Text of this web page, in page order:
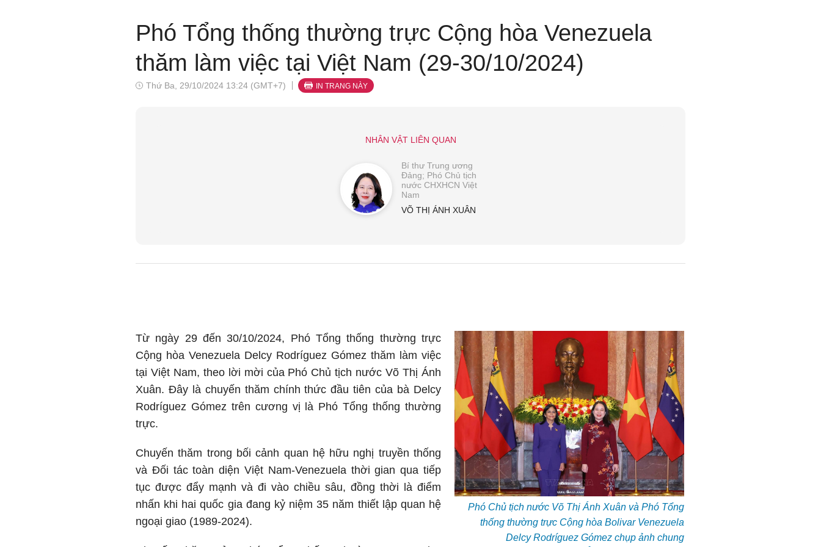
Phó Tổng thống thường trực Cộng hòa Venezuela
thăm làm việc tại Việt Nam (29-30/10/2024)
Thứ Ba, 29/10/2024 13:24 (GMT+7) IN TRANG NÀY
NHÂN VẬT LIÊN QUAN
Bí thư Trung ương
Đảng; Phó Chủ tịch
nước CHXHCN Việt
Nam
VÕ THỊ ÁNH XUÂN
Phó Chủ tịch nước Võ Thị Ánh Xuân và Phó Tổng
thống thường trực Cộng hòa Bolivar Venezuela
Delcy Rodríguez Gómez chụp ảnh chung
Từ ngày 29 đến 30/10/2024, Phó Tổng thống thường trực
Cộng hòa Venezuela Delcy Rodríguez Gómez thăm làm việc
tại Việt Nam, theo lời mời của Phó Chủ tịch nước Võ Thị Ánh
Xuân. Đây là chuyến thăm chính thức đầu tiên của bà Delcy
Rodríguez Gómez trên cương vị là Phó Tổng thống thường
trực.
Chuyến thăm trong bối cảnh quan hệ hữu nghị truyền thống
và Đối tác toàn diện Việt Nam-Venezuela thời gian qua tiếp
tục được đẩy mạnh và đi vào chiều sâu, đồng thời là điểm
nhấn khi hai quốc gia đang kỷ niệm 35 năm thiết lập quan hệ
ngoại giao (1989-2024).